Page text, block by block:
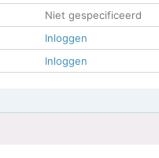
Niet gespecificeerd
Inloggen
Inloggen